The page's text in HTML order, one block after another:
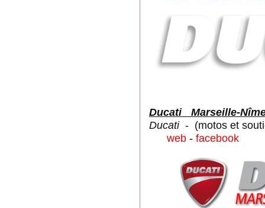
Ducati Marseille-
Ducati- (motos et
web - facebook